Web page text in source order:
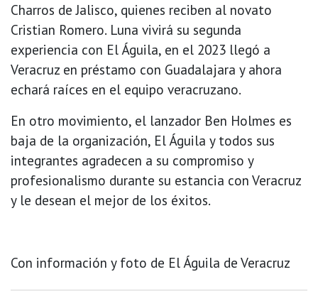
Charros de Jalisco, quienes reciben al novato
Cristian Romero. Luna vivirá su segunda
experiencia con El Águila, en el 2023 llegó a
Veracruz en préstamo con Guadalajara y ahora
echará raíces en el equipo veracruzano.
En otro movimiento, el lanzador Ben Holmes es
baja de la organización, El Águila y todos sus
integrantes agradecen a su compromiso y
profesionalismo durante su estancia con Veracruz
y le desean el mejor de los éxitos.
Con información y foto de El Águila de Veracruz